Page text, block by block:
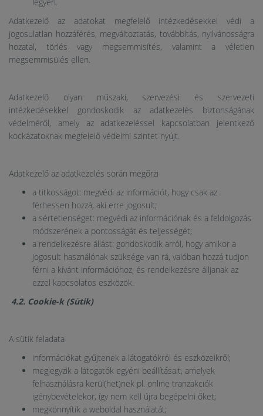
Adatkezelő az adatokat megfelelő intézkedésekkel védi a
jogosulatlan hozzáférés, megváltoztatás, továbbítás, nyilvánosságra
hozatal, törlés vagy megsemmisítés, valamint a véletlen
megsemmisülés ellen.
Adatkezelő olyan műszaki, szervezési és szervezeti
intézkedésekkel gondoskodik az adatkezelés biztonságának
védelméről, amely az adatkezeléssel kapcsolatban jelentkező
kockázatoknak megfelelő védelmi szintet nyújt.
Adatkezelő az adatkezelés során megőrzi
a titkosságot: megvédi az információt, hogy csak az
férhessen hozzá, aki erre jogosult;
a sértetlenséget: megvédi az információnak és a feldolgozás
módszerének a pontosságát és teljességét;
a rendelkezésre állást: gondoskodik arról, hogy amikor a
jogosult használónak szüksége van rá, valóban hozzá tudjon
férni a kívánt információhoz, és rendelkezésre álljanak az
ezzel kapcsolatos eszközök.
4.2. Cookie-k (Sütik)
A sütik feladata
információkat gyűjtenek a látogatókról és eszközeikről;
megjegyzik a látogatók egyéni beállításait, amelyek
felhasználásra kerül(het)nek pl. online tranzakciók
igénybevételekor, így nem kell újra begépelni őket;
megkönnyítik a weboldal használatát;